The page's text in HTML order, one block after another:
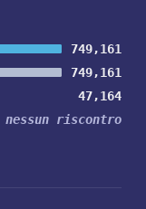
749,161
749,161
47,164
nessun riscontro